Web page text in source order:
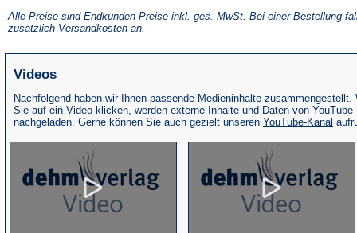
einem
neuen
Alle Preise sind Endkunden-Preise inkl. ges. MwSt. Bei einer Bestellung
zusätzlich Versandkosten(Öffnet
an.
Videos
Nachfolgend haben wir Ihnen passende Medieninhalte zusammengestellt.
Sie auf ein Video klicken, werden externe Inhalte und Daten von YouTube
nachgeladen. Gerne können Sie auch gezielt unseren YouTube-Kanal